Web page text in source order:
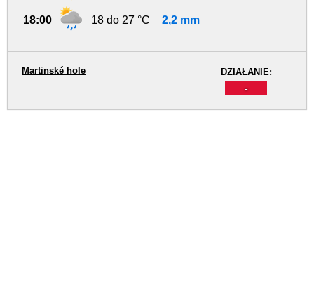
18:00 18 do 27 °C 2,2 mm
DZIAŁANIE:
-
Martinské hole